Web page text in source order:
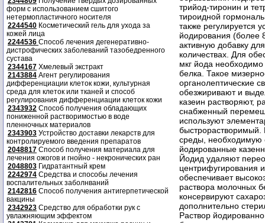
форм с использованием сшитого
нетермопластичного носителя
2244540 Косметический гель для ухода за
кожей лица
2244536 Способ лечения дегенеративно-
дистрофических заболеваний тазобедренного
сустава
2344167 Хмелевый экстракт
2143884 Агент регулирования
дифференциации клеток кожи, культурная
среда для клеток или тканей и способ
регулирования дифференциации клеток кожи
2343932 Способ получения обладающих
пониженной растворимостью в воде
пленночных материалов
2343903 Устройство доставки лекарств для
контролируемого введения препаратов
2048817 Способ получения материала для
лечения ожогов и гнойно - некронических ран
2048803 Гидратантный крем
2242974 Средства и способы лечения
воспалительных заболнваний
2142816 Способ получения антигерпетической
вакцины
2342923 Средство для обработки рук с
увлажняющим эффектом